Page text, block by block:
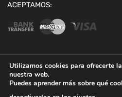
ACEPTAMOS:
Utilizamos cookies para ofrecerte
nuestra web.
Puedes aprender más sobre qué